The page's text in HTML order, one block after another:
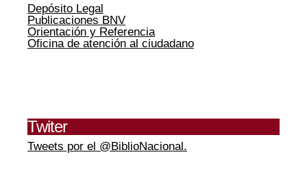
Depósito Legal
Publicaciones BNV
Orientación y Referencia
Oficina de atención al ciudadano
Twiter
Tweets por el @BiblioNacional.